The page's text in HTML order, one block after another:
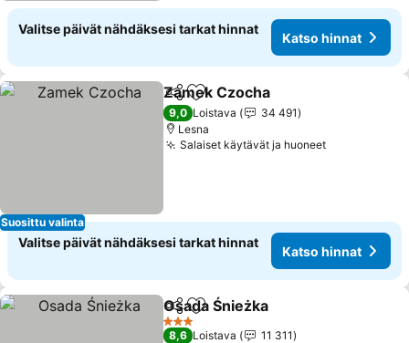
Valitse päivät nähdäksesi tarkat hinnat
Katso hinnat
Suosittu valinta
Jaa Lisää suosikkeihin
Zamek Czocha
9,0 Loistava
34 491
Lesna
Salaiset käytävät ja huoneetKatso
Valitse päivät nähdäksesi tarkat hinnat
Katso hinnat
Jaa Lisää suosikkeihin
Osada Śnieżka
3 Tähtiluokitus
8,6 Loistava
11 311